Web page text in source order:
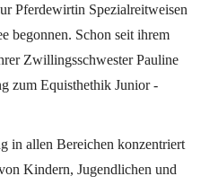
Pferdewirtin Spezialreitweisen
begonnen. Schon seit ihrem
Zwillingsschwester Pauline
zum Equisthethik Junior -
in allen Bereichen konzentriert
Kindern, Jugendlichen und